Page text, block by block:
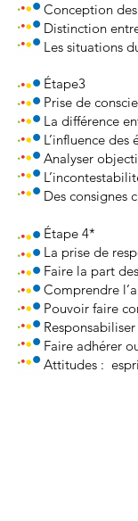
Conception
Distinction
Les situations
Étape3
Prise de
La différence
L’influence des
Analyser
Des consignes
Étape 4*
La prise de
Faire la part
Comprendre
Pouvoir faire
Faire adhérer
Attitudes :